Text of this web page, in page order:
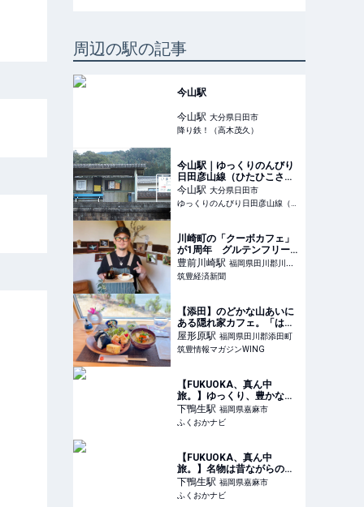
周辺の駅の記事
今山駅
今山駅 大分県日田市
降り鉄！（高木茂久）
今山駅｜ゆっくりのんびり
日田彦山線（ひたひこさん
せん）
今山駅 大分県日田市
ゆっくりのんびり日田彦山線（ひたひこさんせん）
川崎町の「クーボカフェ」
が1周年 グルテンフリー
の手作りケーキも
豊前川崎駅 福岡県田川郡川崎
町
筑豊経済新聞
【添田】のどかな山あいに
ある隠れ家カフェ。「はる
カフェ」の自家製米おむす
びランチ - 筑豊情報マガジ
ンWING
屋形原駅 福岡県田川郡添田町
筑豊情報マガジンWING
【FUKUOKA、真ん中
旅。】ゆっくり、豊かな時
間が過ごせるクラシックな
喫茶店 「おだ珈琲」 | ふく
おかナビ
下鴨生駅 福岡県嘉麻市
ふくおかナビ
【FUKUOKA、真ん中
旅。】名物は昔ながらのち
ゃんぽん。やさしい味わい
にお腹も心も大満足！「お
食事処 味よし」 | ふくおか
下鴨生駅 福岡県嘉麻市
ふくおかナビ